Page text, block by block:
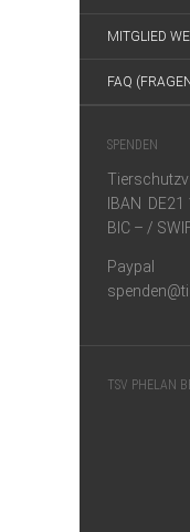
MITGLIED
FAQ
SPENDEN
IBAN
BIC – /
Paypal
TSV PHELAN